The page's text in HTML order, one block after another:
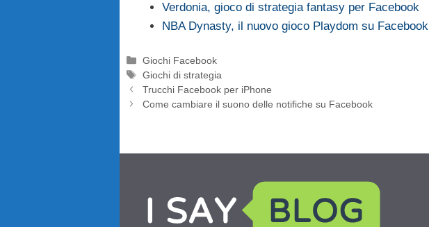
Verdonia, gioco di strategia fantasy per Facebook
NBA Dynasty, il nuovo gioco Playdom su Facebook
Categorie
Giochi Facebook
Tag
Giochi di strategia
Trucchi Facebook per iPhone
Come cambiare il suono delle notifiche su Facebook